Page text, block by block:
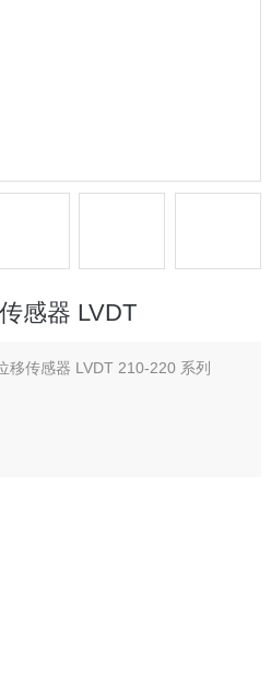
感器 LVDT
移传感器 LVDT 210-220 系列